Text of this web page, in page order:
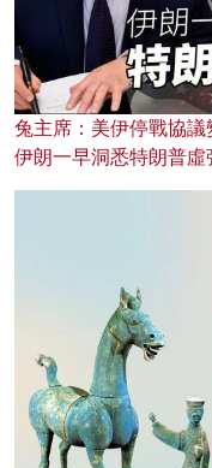
兔主席：美伊停戰協
伊朗一早洞悉特朗普虛